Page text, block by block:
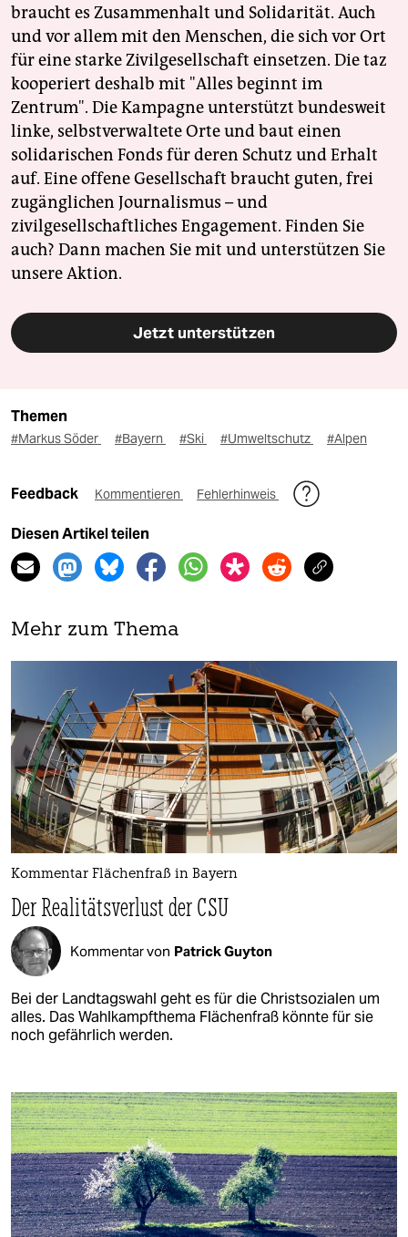
braucht es Zusammenhalt und Solidarität. Auch
und vor allem mit den Menschen, die sich vor Ort
für eine starke Zivilgesellschaft einsetzen. Die taz
kooperiert deshalb mit "Alles beginnt im
Zentrum". Die Kampagne unterstützt bundesweit
linke, selbstverwaltete Orte und baut einen
solidarischen Fonds für deren Schutz und Erhalt
auf. Eine offene Gesellschaft braucht guten, frei
zugänglichen Journalismus – und
zivilgesellschaftliches Engagement. Finden Sie
auch? Dann machen Sie mit und unterstützen Sie
unsere Aktion.
Jetzt unterstützen
Themen
#Markus Söder #Bayern #Ski #Umweltschutz #Alpen
Feedback Kommentieren Fehlerhinweis
Diesen Artikel teilen
Mehr zum Thema
Kommentar Flächenfraß in Bayern
Der Realitätsverlust der CSU
Kommentar von Patrick Guyton
Bei der Landtagswahl geht es für die Christsozialen um
alles. Das Wahlkampfthema Flächenfraß könnte für sie
noch gefährlich werden.